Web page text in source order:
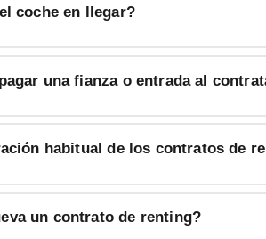
coche en llegar?
una fianza o entrada al
habitual de los contratos de
un contrato de renting?